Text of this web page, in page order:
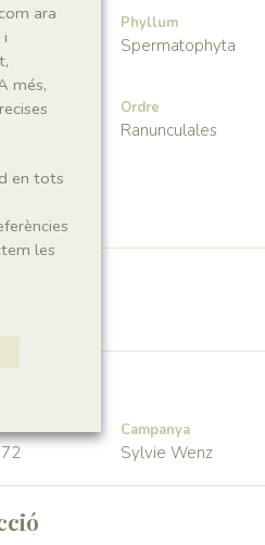
Phyllum
Spermatophyta
Ordre
Ranunculales
Campanya
Sylvie Wenz
ara
i
més,
en tots
les